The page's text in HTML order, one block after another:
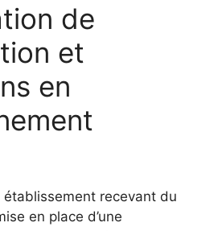
de
et
en
établissement recevant du
en place d’une